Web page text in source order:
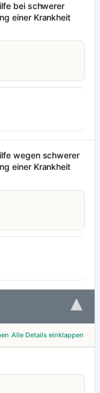
bei schwerer
einer Krankheit
wegen schwerer
einer Krankheit
▾
Alle Details einklappen